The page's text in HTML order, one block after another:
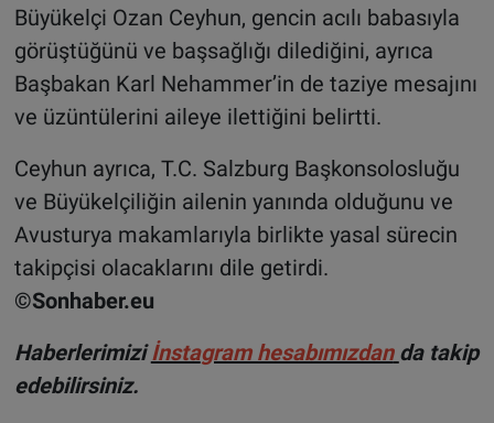
Büyükelçi Ozan Ceyhun, gencin acılı babasıyla
görüştüğünü ve başsağlığı dilediğini, ayrıca
Başbakan Karl Nehammer’in de taziye mesajını
ve üzüntülerini aileye ilettiğini belirtti.
Ceyhun ayrıca, T.C. Salzburg Başkonsolosluğu
ve Büyükelçiliğin ailenin yanında olduğunu ve
Avusturya makamlarıyla birlikte yasal sürecin
takipçisi olacaklarını dile getirdi.
©Sonhaber.eu
Haberlerimizi İnstagram hesabımızdan da takip
edebilirsiniz.